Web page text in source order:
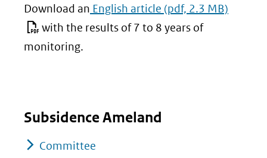
Download an English article (pdf, 2.3 MB)
with the results of 7 to 8 years of
monitoring.
Subsidence Ameland
Committee